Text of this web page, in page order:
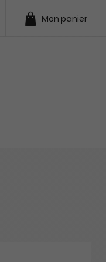
Mon panier